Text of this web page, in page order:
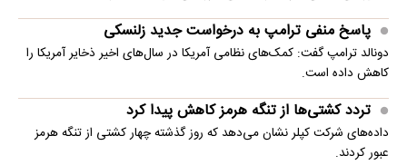
پاسخ منفی ترامپ به درخواست جدید زلنسکی
دونالد ترامپ گفت: کمک‌های نظامی آمریکا در سال‌های اخیر ذخایر آمریکا را
کاهش داده است.
تردد کشتی‌ها از تنگه هرمز کاهش پیدا کرد
داده‌های شرکت کپلر نشان می‌دهد که روز گذشته چهار کشتی از تنگه هرمز
عبور کردند.